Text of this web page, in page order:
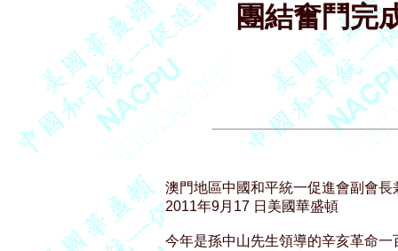
團結奮鬥完
澳門地區中國和平統一促進會副會
2011年9月17 日美國華盛頓
今年是孫中山先生領導的辛亥革命